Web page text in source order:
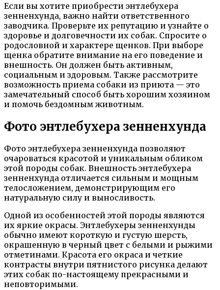
Если вы хотите приобрести энтлебухера
зенненхунда, важно найти ответственного
заводчика. Проверьте их репутацию и узнайте о
здоровье и долговечности их собак. Спросите о
родословной и характере щенков. При выборе
щенка обратите внимание на его поведение и
внешность. Он должен быть активным,
социальным и здоровым. Также рассмотрите
возможность приема собаки из приюта — это
замечательный способ быть хорошим хозяином
и помочь бездомным животным.
Фото энтлебухера зенненхунда
Фото энтлебухера зенненхунда позволяют
очароваться красотой и уникальным обликом
этой породы собак. Внешность энтлебухера
зенненхунда отличается сильным и мощным
телосложением, демонстрирующим его
натуральную силу и выносливость.
Одной из особенностей этой породы являются
их яркие окрасы. Энтлебухеры зенненхунды
обычно имеют короткую и густую шерсть,
окрашенную в черный цвет с белыми и рыжими
отметинами. Красота его окраса и четкие
контрасты внутри пятнистого рисунка делают
этих собак по-настоящему прекрасными и
неповторимыми.